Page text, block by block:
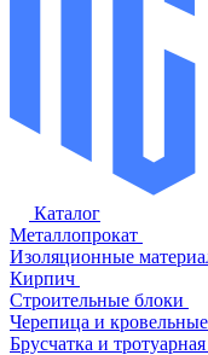
Каталог
Металлопрокат
Изоляционные
Кирпич
Строительные блоки
Черепица и
Брусчатка и